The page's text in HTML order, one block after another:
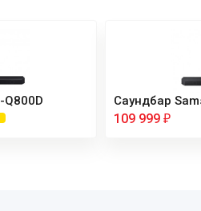
Q800D Саундбар
109 999₽